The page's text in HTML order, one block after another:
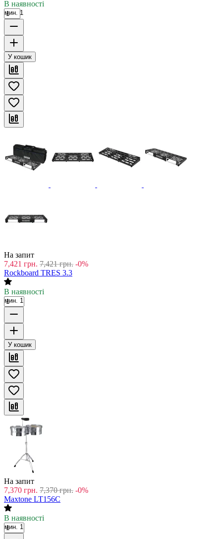
В наявності
мин. 1
У кошик
На запит
7,421 грн. 7,421 грн. -0%
Rockboard TRES 3.3
В наявності
мин. 1
У кошик
На запит
7,370 грн. 7,370 грн. -0%
Maxtone LT156C
В наявності
мин. 1